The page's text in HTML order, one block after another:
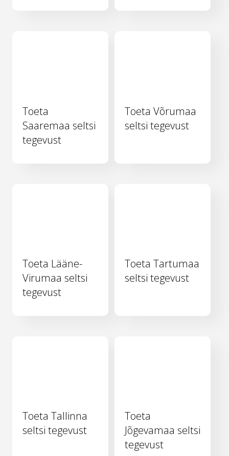
Toeta
Saaremaa seltsi
tegevust
Toeta Võrumaa
seltsi tegevust
Toeta Lääne-
Virumaa seltsi
tegevust
Toeta Tartumaa
seltsi tegevust
Toeta Tallinna
seltsi tegevust
Toeta
Jõgevamaa seltsi
tegevust